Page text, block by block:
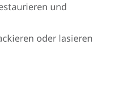
und
oder lasieren